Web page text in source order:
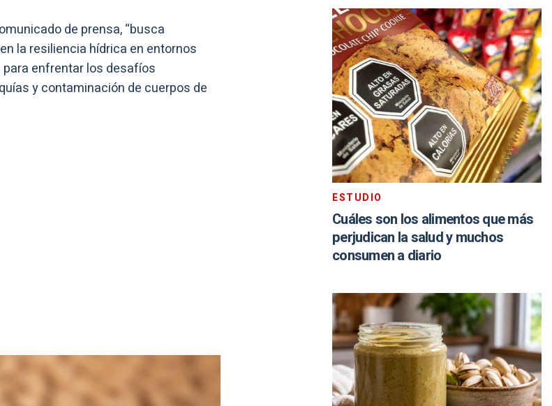
de prensa, “busca
la resiliencia hídrica en entornos
enfrentar los desafíos
y contaminación de cuerpos de
ESTUDIO
Cuáles son los alimentos que más
perjudican la salud y muchos
consumen a diario